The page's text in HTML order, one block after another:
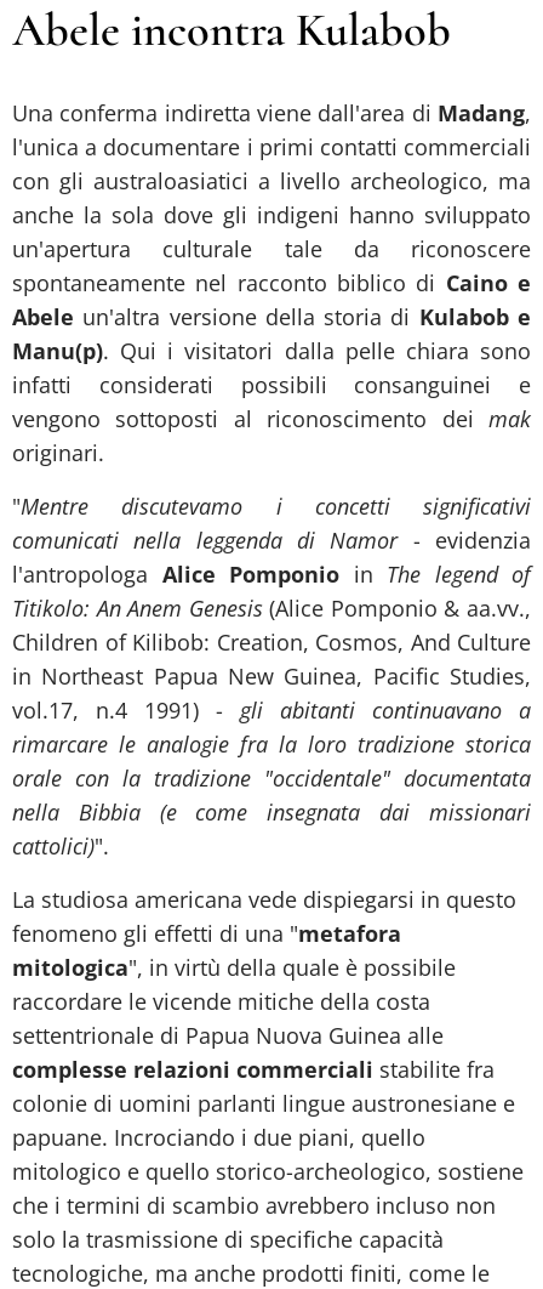
Abele incontra Kulabob
Una conferma indiretta viene dall'area di Madang,
l'unica a documentare i primi contatti commerciali
con gli australoasiatici a livello archeologico, ma
anche la sola dove gli indigeni hanno sviluppato
un'apertura culturale tale da riconoscere
spontaneamente nel racconto biblico di Caino e
Abele un'altra versione della storia di Kulabob e
Manu(p). Qui i visitatori dalla pelle chiara sono
infatti considerati possibili consanguinei e
vengono sottoposti al riconoscimento dei mak
originari.
"Mentre discutevamo i concetti significativi
comunicati nella leggenda di Namor - evidenzia
l'antropologa Alice Pomponio in The legend of
Titikolo: An Anem Genesis(Alice Pomponio & aa.vv.,
Children of Kilibob: Creation, Cosmos, And Culture
in Northeast Papua New Guinea, Pacific Studies,
vol.17, n.4 1991) - gli abitanti continuavano a
rimarcare le analogie fra la loro tradizione storica
orale con la tradizione "occidentale" documentata
nella Bibbia (e come insegnata dai missionari
cattolici)".
La studiosa americana vede dispiegarsi in questo
fenomeno gli effetti di una "metafora
mitologica", in virtù della quale è possibile
raccordare le vicende mitiche della costa
settentrionale di Papua Nuova Guinea alle
complesse relazioni commerciali stabilite fra
colonie di uomini parlanti lingue austronesiane e
papuane. Incrociando i due piani, quello
mitologico e quello storico-archeologico, sostiene
che i termini di scambio avrebbero incluso non
solo la trasmissione di specifiche capacità
tecnologiche, ma anche prodotti finiti, come le